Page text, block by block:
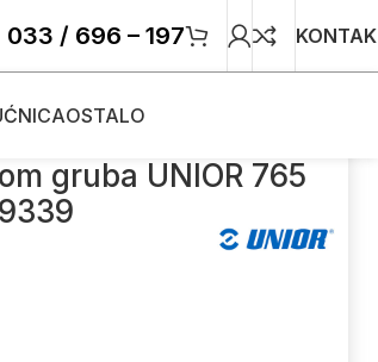
033 / 696 – 197
OSTALO
gruba UNIOR 765